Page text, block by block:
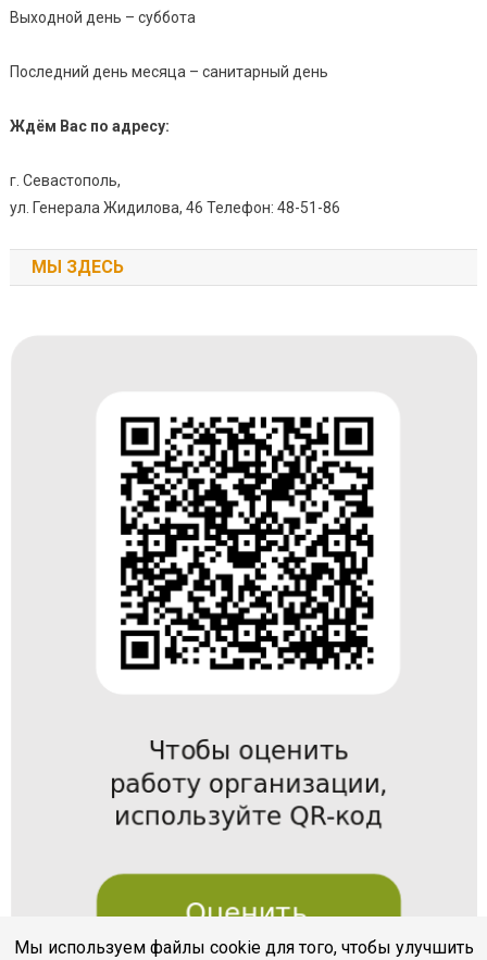
Выходной день – суббота
Последний день месяца – санитарный день
Ждём Вас по адресу:
г. Севастополь,
ул. Генерала Жидилова, 46 Телефон: 48-51-86
МЫ ЗДЕСЬ
Мы используем файлы cookie для того, чтобы улучшить